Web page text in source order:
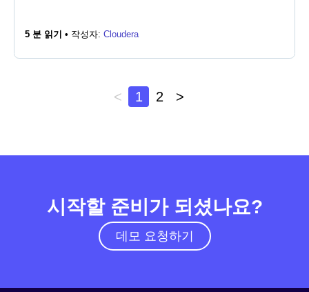
5 분 읽기 • 작성자: Cloudera
< 1 2 >
시작할 준비가 되셨나요?
데모 요청하기